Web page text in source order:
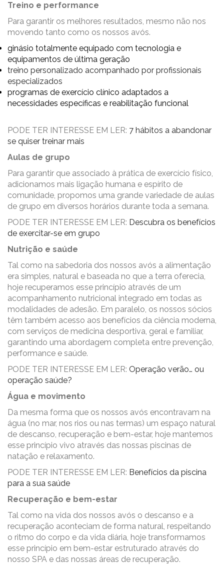
Treino e performance
Para garantir os melhores resultados, mesmo não nos
movendo tanto como os nossos avós.
ginásio totalmente equipado com tecnologia e
equipamentos de última geração
treino personalizado acompanhado por profissionais
especializados
programas de exercício clínico adaptados a
necessidades específicas e reabilitação funcional
PODE TER INTERESSE EM LER: 7 hábitos a abandonar
se quiser treinar mais
Aulas de grupo
Para garantir que associado à prática de exercício físico,
adicionamos mais ligação humana e espírito de
comunidade, propomos uma grande variedade de aulas
de grupo em diversos horários durante toda a semana.
PODE TER INTERESSE EM LER: Descubra os benefícios
de exercitar-se em grupo
Nutrição e saúde
Tal como na sabedoria dos nossos avós a alimentação
era simples, natural e baseada no que a terra oferecia,
hoje recuperamos esse princípio através de um
acompanhamento nutricional integrado em todas as
modalidades de adesão. Em paralelo, os nossos sócios
têm também acesso aos benefícios da ciência moderna,
com serviços de medicina desportiva, geral e familiar,
garantindo uma abordagem completa entre prevenção,
performance e saúde.
PODE TER INTERESSE EM LER: Operação verão… ou
operação saúde?
Água e movimento
Da mesma forma que os nossos avós encontravam na
água (no mar, nos rios ou nas termas) um espaço natural
de descanso, recuperação e bem-estar, hoje mantemos
esse princípio vivo através das nossas piscinas de
natação e relaxamento.
PODE TER INTERESSE EM LER: Benefícios da piscina
para a sua saúde
Recuperação e bem-estar
Tal como na vida dos nossos avós o descanso e a
recuperação aconteciam de forma natural, respeitando
o ritmo do corpo e da vida diária, hoje transformamos
esse princípio em bem-estar estruturado através do
nosso SPA e das nossas áreas de recuperação.